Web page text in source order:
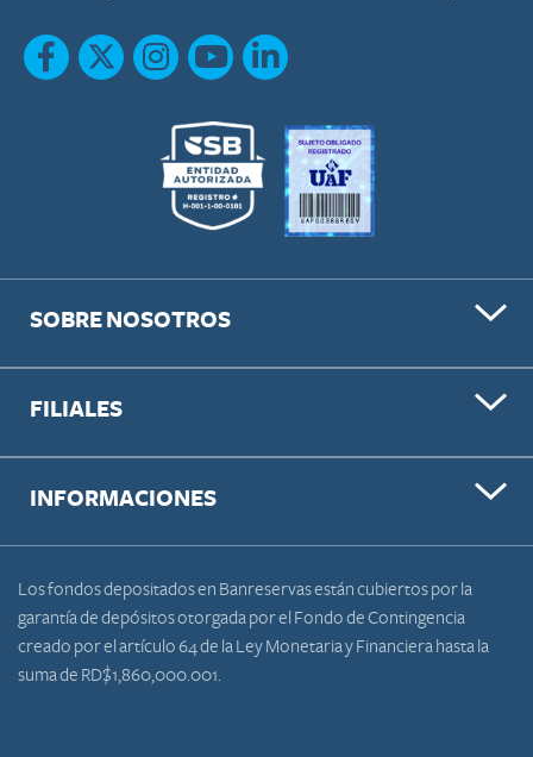
SOBRE NOSOTROS
FILIALES
INFORMACIONES
Los fondos depositados en Banreservas están cubiertos por la
garantía de depósitos otorgada por el Fondo de Contingencia
creado por el artículo 64 de la Ley Monetaria y Financiera hasta la
suma de RD$1,860,000.001.